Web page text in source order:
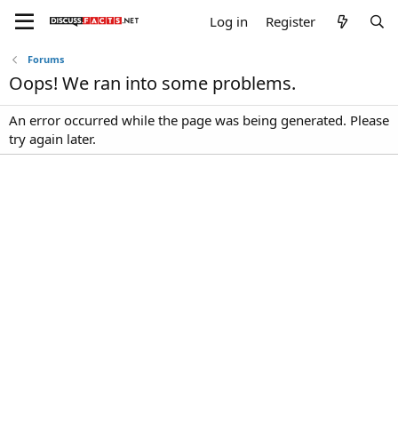
Log in Register
Forums
Oops! We ran into some problems.
An error occurred while the page was being generated. Please
try again later.